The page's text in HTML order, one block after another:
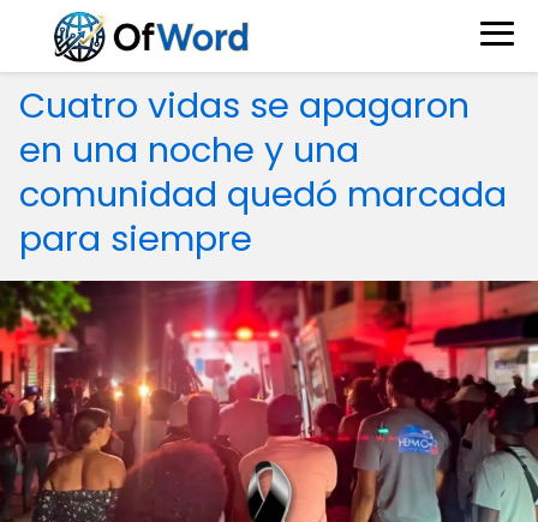
Cuatro vidas se apagaron
en una noche y una
comunidad quedó marcada
para siempre